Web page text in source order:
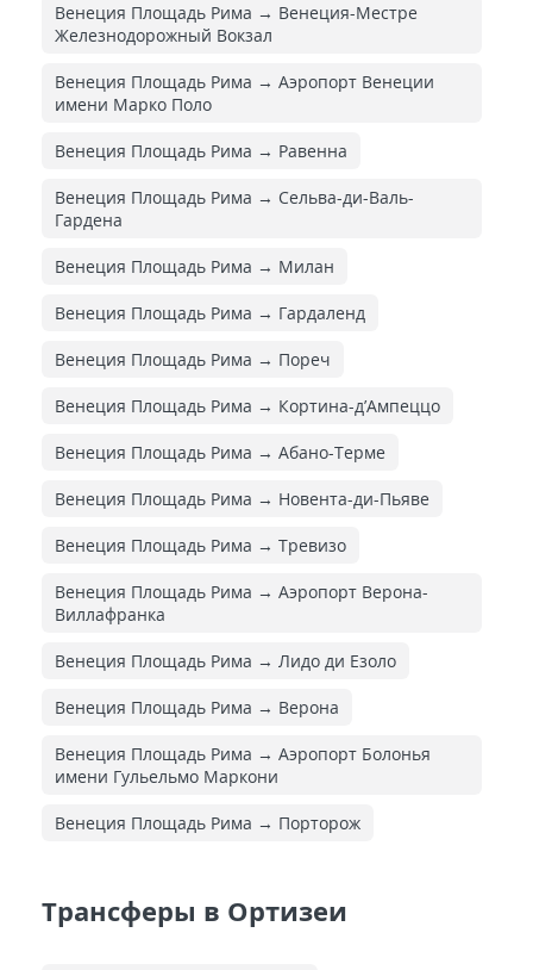
Венеция Площадь Рима → Венеция-Местре
Железнодорожный Вокзал
Венеция Площадь Рима → Аэропорт Венеции
имени Марко Поло
Венеция Площадь Рима → Равенна
Венеция Площадь Рима → Сельва-ди-Валь-
Гардена
Венеция Площадь Рима → Милан
Венеция Площадь Рима → Гардаленд
Венеция Площадь Рима → Пореч
Венеция Площадь Рима → Кортина-д’Ампеццо
Венеция Площадь Рима → Абано-Терме
Венеция Площадь Рима → Новента-ди-Пьяве
Венеция Площадь Рима → Тревизо
Венеция Площадь Рима → Аэропорт Верона-
Виллафранка
Венеция Площадь Рима → Лидо ди Езоло
Венеция Площадь Рима → Верона
Венеция Площадь Рима → Аэропорт Болонья
имени Гульельмо Маркони
Венеция Площадь Рима → Порторож
Трансферы в Ортизеи